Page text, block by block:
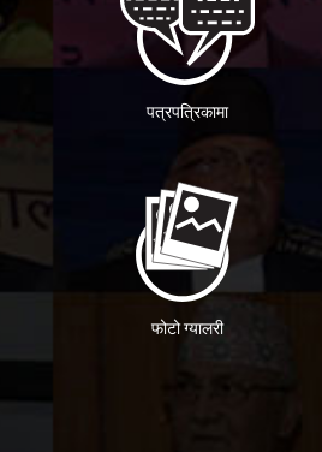
पत्रपत्रिकामा
फोटो ग्यालरी